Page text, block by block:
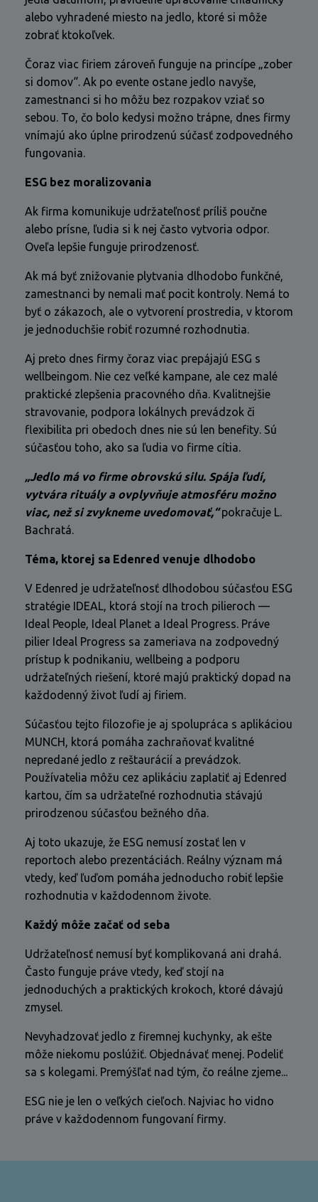
alebo vyhradené miesto na jedlo, ktoré si môže
zobrať ktokoľvek.
Čoraz viac firiem zároveň funguje na princípe „zober
si domov“. Ak po evente ostane jedlo navyše,
zamestnanci si ho môžu bez rozpakov vziať so
sebou. To, čo bolo kedysi možno trápne, dnes firmy
vnímajú ako úplne prirodzenú súčasť zodpovedného
fungovania.
ESG bez moralizovania
Ak firma komunikuje udržateľnosť príliš poučne
alebo prísne, ľudia si k nej často vytvoria odpor.
Oveľa lepšie funguje prirodzenosť.
Ak má byť znižovanie plytvania dlhodobo funkčné,
zamestnanci by nemali mať pocit kontroly. Nemá to
byť o zákazoch, ale o vytvorení prostredia, v ktorom
je jednoduchšie robiť rozumné rozhodnutia.
Aj preto dnes firmy čoraz viac prepájajú ESG s
wellbeingom. Nie cez veľké kampane, ale cez malé
praktické zlepšenia pracovného dňa. Kvalitnejšie
stravovanie, podpora lokálnych prevádzok či
flexibilita pri obedoch dnes nie sú len benefity. Sú
súčasťou toho, ako sa ľudia vo firme cítia.
„Jedlo má vo firme obrovskú silu. Spája ľudí,
vytvára rituály a ovplyvňuje atmosféru možno
viac, než si zvykneme uvedomovať,“pokračuje L.
Bachratá.
Téma, ktorej sa Edenred venuje dlhodobo
V Edenred je udržateľnosť dlhodobou súčasťou ESG
stratégie IDEAL, ktorá stojí na troch pilieroch —
Ideal People, Ideal Planet a Ideal Progress. Práve
pilier Ideal Progress sa zameriava na zodpovedný
prístup k podnikaniu, wellbeing a podporu
udržateľných riešení, ktoré majú praktický dopad na
každodenný život ľudí aj firiem.
Súčasťou tejto filozofie je aj spolupráca s aplikáciou
MUNCH, ktorá pomáha zachraňovať kvalitné
nepredané jedlo z reštaurácií a prevádzok.
Používatelia môžu cez aplikáciu zaplatiť aj Edenred
kartou, čím sa udržateľné rozhodnutia stávajú
prirodzenou súčasťou bežného dňa.
Aj toto ukazuje, že ESG nemusí zostať len v
reportoch alebo prezentáciách. Reálny význam má
vtedy, keď ľuďom pomáha jednoducho robiť lepšie
rozhodnutia v každodennom živote.
Každý môže začať od seba
Udržateľnosť nemusí byť komplikovaná ani drahá.
Často funguje práve vtedy, keď stojí na
jednoduchých a praktických krokoch, ktoré dávajú
zmysel.
Nevyhadzovať jedlo z firemnej kuchynky, ak ešte
môže niekomu poslúžiť. Objednávať menej. Podeliť
sa s kolegami. Premýšľať nad tým, čo reálne zjeme...
ESG nie je len o veľkých cieľoch. Najviac ho vidno
práve v každodennom fungovaní firmy.